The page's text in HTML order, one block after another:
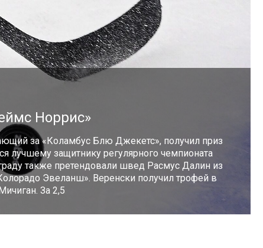
Норрис»
за «Коламбус Блю Джекетс», получил приз
лучшему защитнику регулярного чемпионата
также претендовали швед Расмус Далин из
Эвеланш». Веренски получил трофей в
За 2,5